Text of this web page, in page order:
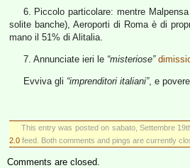
6. Piccolo particolare: mentre
solite banche), Aeroporti di Roma è di
mano il 51% di Alitalia.
7. Annunciate ieri le “misteriose”
Evviva gli “imprenditori italiani”, e
This entry was posted on sabato, Settembre
2.0 feed. Both comments and pings are currently
Comments are closed.